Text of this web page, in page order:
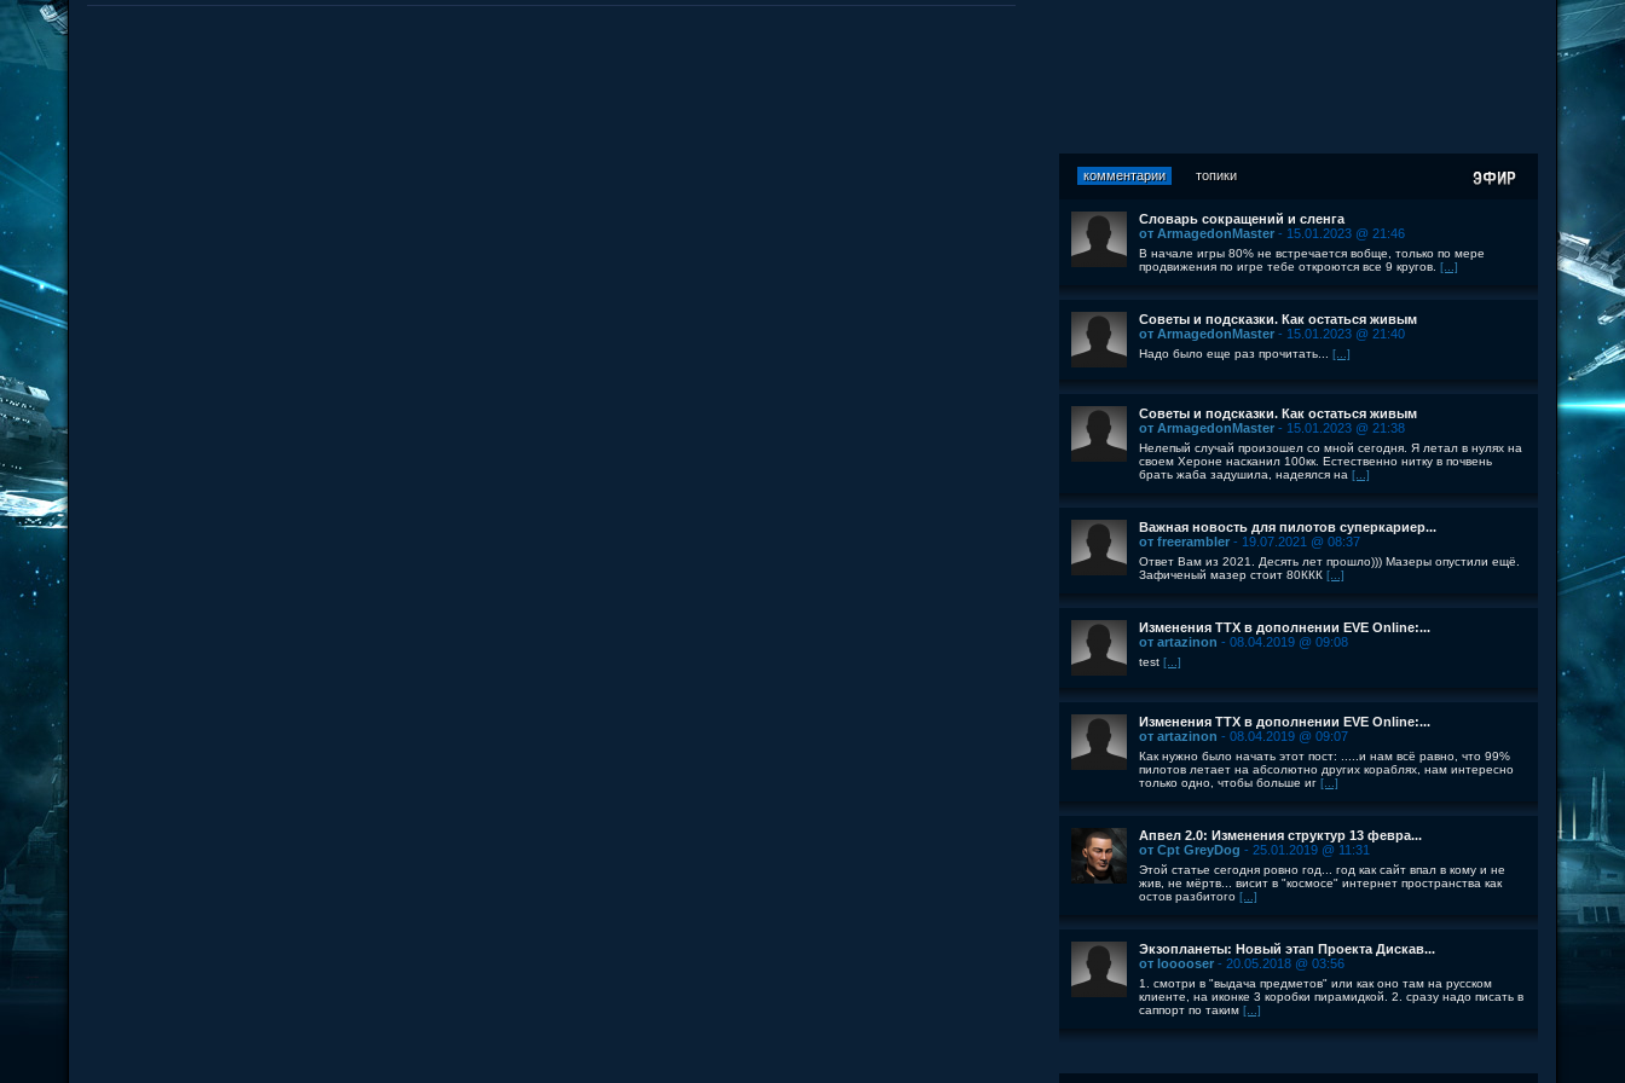
комментарии топики
Словарь сокращений и сленга
от ArmagedonMaster - 15.01.2023 @ 21:46
В начале игры 80% не встречается вобще, только по мере
продвижения по игре тебе откроются все 9 кругов. [...]
Советы и подсказки. Как остаться живым
от ArmagedonMaster - 15.01.2023 @ 21:40
Надо было еще раз прочитать... [...]
Советы и подсказки. Как остаться живым
от ArmagedonMaster - 15.01.2023 @ 21:38
Нелепый случай произошел со мной сегодня. Я летал в нулях на
своем Хероне насканил 100кк. Естественно нитку в почвень
брать жаба задушила, надеялся на [...]
Важная новость для пилотов суперкариер...
от freerambler - 19.07.2021 @ 08:37
Ответ Вам из 2021. Десять лет прошло))) Мазеры опустили ещё.
Зафиченый мазер стоит 80ККК [...]
Изменения ТТХ в дополнении EVE Online:...
от artazinon - 08.04.2019 @ 09:08
test [...]
Изменения ТТХ в дополнении EVE Online:...
от artazinon - 08.04.2019 @ 09:07
Как нужно было начать этот пост: .....и нам всё равно, что 99%
пилотов летает на абсолютно других кораблях, нам интересно
только одно, чтобы больше иг [...]
Апвел 2.0: Изменения структур 13 февра...
от Cpt GreyDog - 25.01.2019 @ 11:31
Этой статье сегодня ровно год... год как сайт впал в кому и не
жив, не мёртв... висит в "космосе" интернет пространства как
остов разбитого [...]
Экзопланеты: Новый этап Проекта Дискав...
от looooser - 20.05.2018 @ 03:56
1. смотри в "выдача предметов" или как оно там на русском
клиенте, на иконке 3 коробки пирамидкой. 2. сразу надо писать в
саппорт по таким [...]